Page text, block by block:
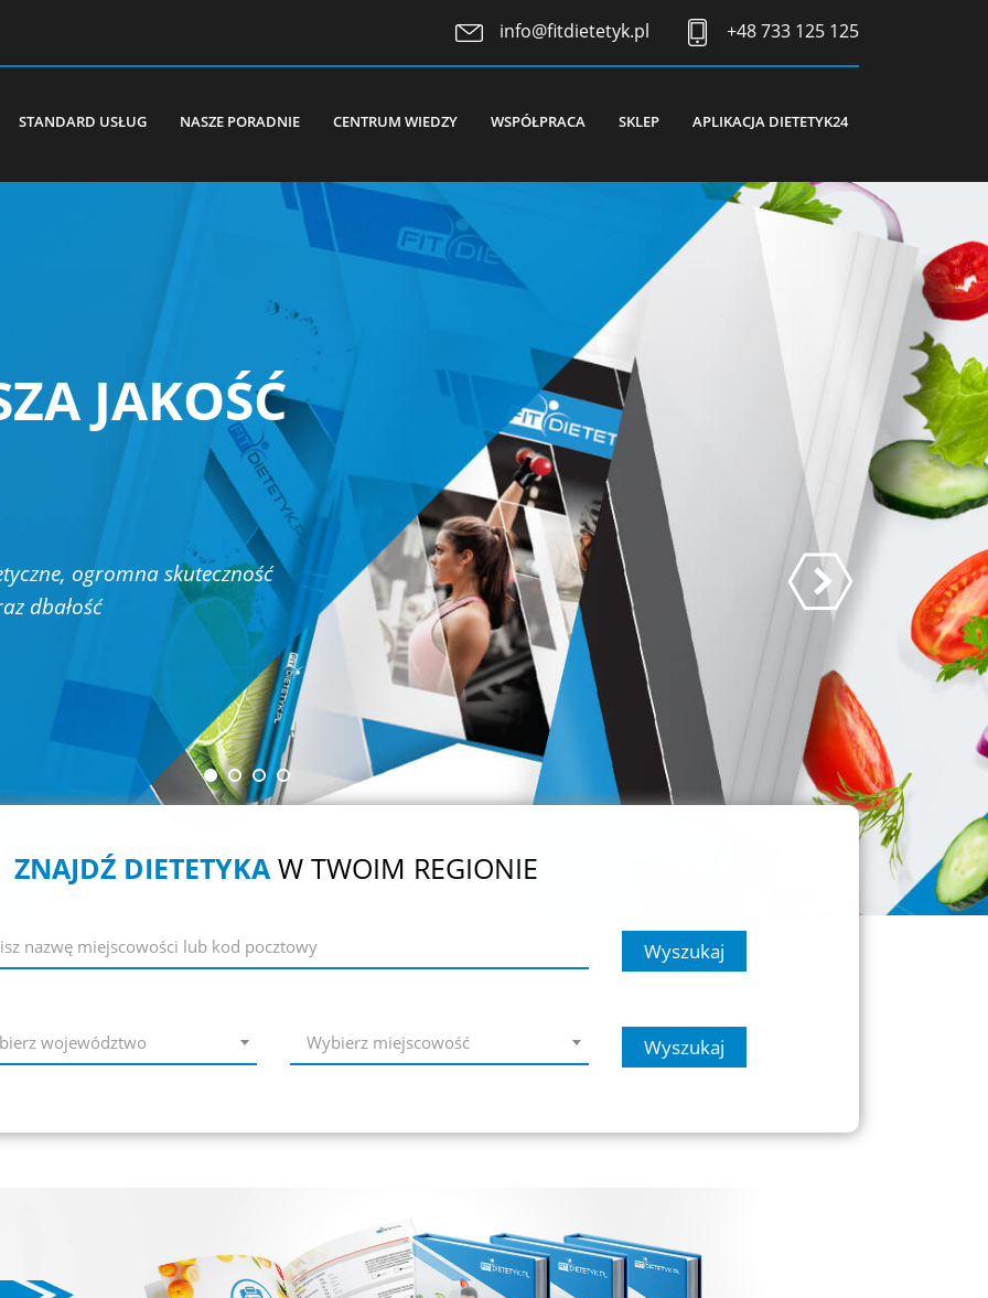
info@fitdietetyk.pl +48 733 125 125
STANDARD USŁUG NASZE PORADNIE CENTRUM WIEDZY WSPÓŁPRACA SKLEP APLIKACJA DIETETYK24
W SPORCIE
względu czy jesteś sportowcem czy ćwiczysz
dla pasji lub zdrowia. Przekonaj się, jak
może poprawić Twoje wyniki sportowe
ZNAJDŹ DIETETYKA W TWOIM REGIONIE
Wyszukaj
województwo Wybierz miejscowość Wyszukaj